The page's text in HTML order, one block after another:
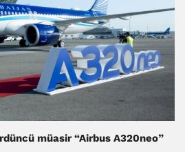
müasir “Airbus A320neo”